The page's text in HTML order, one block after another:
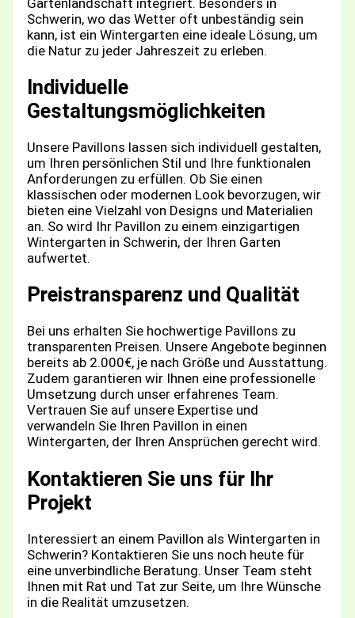
Schwerin, wo das Wetter oft unbeständig sein
kann, ist ein Wintergarten eine ideale Lösung, um
die Natur zu jeder Jahreszeit zu erleben.
Individuelle
Gestaltungsmöglichkeiten
Unsere Pavillons lassen sich individuell gestalten,
um Ihren persönlichen Stil und Ihre funktionalen
Anforderungen zu erfüllen. Ob Sie einen
klassischen oder modernen Look bevorzugen, wir
bieten eine Vielzahl von Designs und Materialien
an. So wird Ihr Pavillon zu einem einzigartigen
Wintergarten in Schwerin, der Ihren Garten
aufwertet.
Preistransparenz und Qualität
Bei uns erhalten Sie hochwertige Pavillons zu
transparenten Preisen. Unsere Angebote beginnen
bereits ab 2.000€, je nach Größe und Ausstattung.
Zudem garantieren wir Ihnen eine professionelle
Umsetzung durch unser erfahrenes Team.
Vertrauen Sie auf unsere Expertise und
verwandeln Sie Ihren Pavillon in einen
Wintergarten, der Ihren Ansprüchen gerecht wird.
Kontaktieren Sie uns für Ihr
Projekt
Interessiert an einem Pavillon als Wintergarten in
Schwerin? Kontaktieren Sie uns noch heute für
eine unverbindliche Beratung. Unser Team steht
Ihnen mit Rat und Tat zur Seite, um Ihre Wünsche
in die Realität umzusetzen.